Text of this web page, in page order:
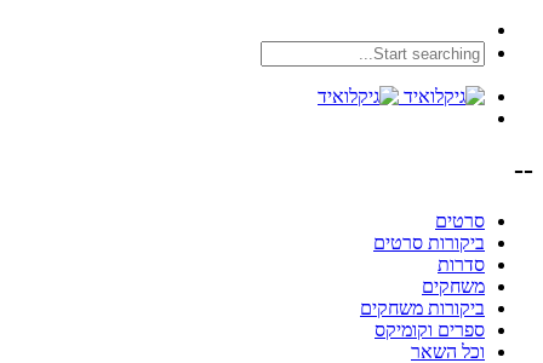
--
סרטים
ביקורות סרטים
סדרות
משחקים
ביקורות משחקים
ספרים וקומיקס
וכל השאר